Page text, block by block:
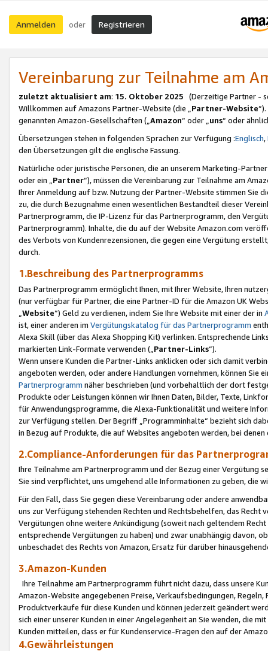
Anmelden oder Registrieren
Vereinbarung zur Teilnahme am
zuletzt aktualisiert am: 15. Oktober 2025 (Derzeitige Partner -
Willkommen auf Amazons Partner-Website (die „Partner-Website
genannten Amazon-Gesellschaften („Amazon“ oder „uns“ oder
Übersetzungen stehen in folgenden Sprachen zur Verfügung :Englisch,
den Übersetzungen gilt die englische Fassung.
Natürliche oder juristische Personen, die an unserem Marketing-
oder ein „Partner“), müssen die Vereinbarung zur Teilnahme am
Ihrer Anmeldung auf bzw. Nutzung der Partner-Website stimmen Sie
zu, die durch Bezugnahme einen wesentlichen Bestandteil dieser
Partnerprogramm, die IP-Lizenz für das Partnerprogramm, den
Partnerprogramm). Inhalte, die du auf der Website Amazon.com
des Verbots von Kundenrezensionen, die gegen eine Vergütung
durch.
1.Beschreibung des Partnerprogramms
Das Partnerprogramm ermöglicht Ihnen, mit Ihrer Website, Ihren
(nur verfügbar für Partner, die eine Partner-ID für die Amazon UK
Website“) Geld zu verdienen, indem Sie Ihre Website mit einer der in
ist, einer anderen im Vergütungskatalog für das Partnerprogramm
Alexa Skill (über das Alexa Shopping Kit) verlinken. Entsprechende
markierten Link-Formate verwenden („ Partner-Links“).
Wenn unsere Kunden die Partner-Links anklicken oder sich damit
angeboten werden, oder andere Handlungen vornehmen, können Sie
Partnerprogramm näher beschrieben (und vorbehaltlich der dort
Produkte oder Leistungen können wir Ihnen Daten, Bilder, Texte,
für Anwendungsprogramme, die Alexa-Funktionalität und weitere
zur Verfügung stellen. Der Begriff „Programminhalte“ bezieht sich
in Bezug auf Produkte, die auf Websites angeboten werden, bei
2.Compliance-Anforderungen für das
Ihre Teilnahme am Partnerprogramm und der Bezug einer Vergütung
Sie sind verpflichtet, uns umgehend alle Informationen zu geben, die
Für den Fall, dass Sie gegen diese Vereinbarung oder andere
uns zur Verfügung stehenden Rechten und Rechtsbehelfen, das
Vergütungen ohne weitere Ankündigung (soweit nach geltendem
entsprechende Vergütungen zu haben) und zwar unabhängig davon,
unbeschadet des Rechts von Amazon, Ersatz für darüber
3.Amazon-Kunden
Ihre Teilnahme am Partnerprogramm führt nicht dazu, dass unsere
Amazon-Website angegebenen Preise, Verkaufsbedingungen,
Produktverkäufe für diese Kunden und können jederzeit geändert
sich einer unserer Kunden in einer Angelegenheit an Sie wenden, die
Kunden mitteilen, dass er für Kundenservice-Fragen den auf der
4.Gewährleistungen